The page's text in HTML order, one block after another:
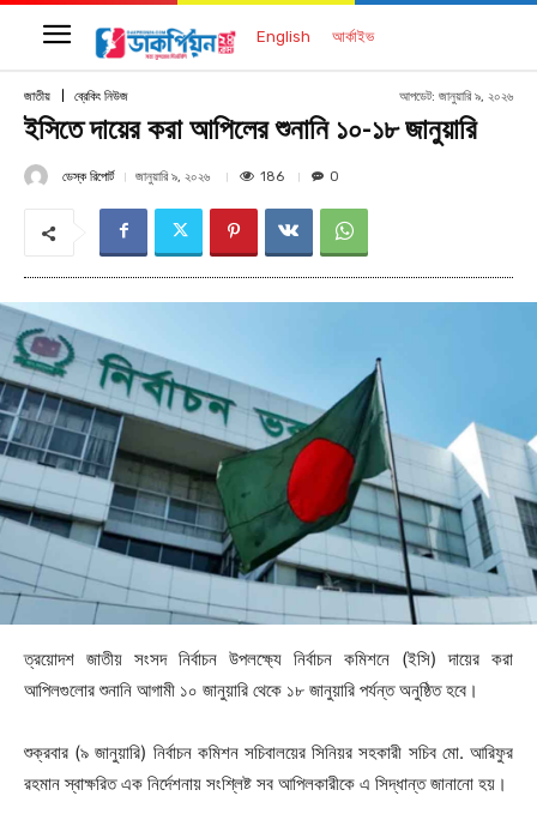
English আর্কাইভ
জাতীয় ব্রেকিং নিউজ আপডেট: জানুয়ারি ৯, ২০২৬
ইসিতে দায়ের করা আপিলের শুনানি ১০-১৮ জানুয়ারি
ডেস্ক রিপোর্ট জানুয়ারি ৯, ২০২৬ 186 0
ত্রয়োদশ জাতীয় সংসদ নির্বাচন উপলক্ষ্যে নির্বাচন কমিশনে (ইসি) দায়ের করা
আপিলগুলোর শুনানি আগামী ১০ জানুয়ারি থেকে ১৮ জানুয়ারি পর্যন্ত অনুষ্ঠিত হবে।
শুক্রবার (৯ জানুয়ারি) নির্বাচন কমিশন সচিবালয়ের সিনিয়র সহকারী সচিব মো. আরিফুর
রহমান স্বাক্ষরিত এক নির্দেশনায় সংশ্লিষ্ট সব আপিলকারীকে এ সিদ্ধান্ত জানানো হয়।